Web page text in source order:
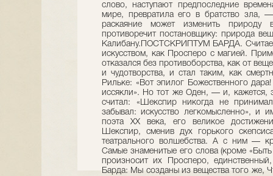
слово, наступают предпоследние
мире, превратила его в братство зла,
раскаяние может изменить
противоречит постановщику: природа
Калибану.ПОСТСКРИПТУМ БАРДА.
искусством, как Просперо с магией.
отказался без противоборства, как от
и чудотворства, и стал таким, как
Рильке: «Вот эпилог Божественного
иссякли». Но тот же Оден, — и, кажется,
считал: «Шекспир никогда не
забывал: искусство легкомысленно», и
поэта ХХ века, его великое
Шекспир, сменив дух горького
театрального волшебства. А с ним —
Самые знаменитые его слова (кроме
произносит их Просперо,
Барда: Мы созданы из вещества того же,